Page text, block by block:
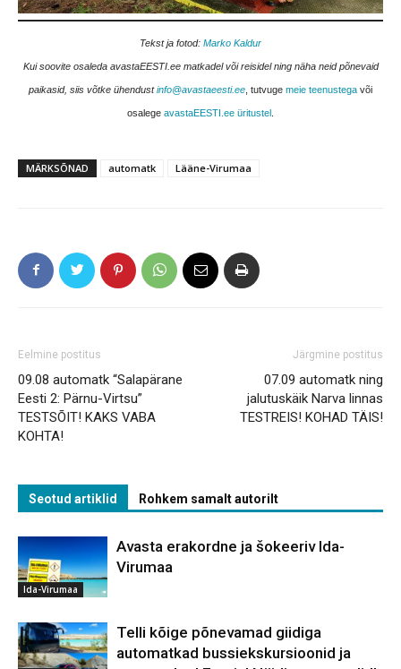
Tekst ja fotod: Marko Kaldur
Kui soovite osaleda avastaEESTI.ee matkadel või reisidel ning näha neid põnevaid
paikasid, siis võtke ühendustinfo@avastaeesti.ee , tutvuge meie teenustega või
osalege avastaEESTI.ee üritustel
MÄRKSÕNAD automatk Lääne-Virumaa
Eelmine postitus
09.08 automatk “Salapärane
Eesti 2: Pärnu-Virtsu”
TESTSÕIT! KAKS VABA
KOHTA!
Järgmine postitus
07.09 automatk ning
jalutuskäik Narva linnas
TESTREIS! KOHAD TÄIS!
Seotud artiklid Rohkem samalt autorilt
Ida-Virumaa
Avasta erakordne ja šokeeriv Ida-
Virumaa
Telli kõige põnevamad giidiga
automatkad bussiekskursioonid ja